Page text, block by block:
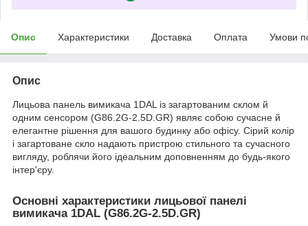
Опис Характеристики Доставка Оплата Умови
Опис
Лицьова панель вимикача 1DAL із загартованим склом й
одним сенсором (G86.2G-2.5D.GR) являє собою сучасне й
елегантне рішення для вашого будинку або офісу. Сірий колір
і загартоване скло надають пристрою стильного та сучасного
вигляду, роблячи його ідеальним доповненням до будь-якого
інтер'єру.
Основні характеристики лицьової панелі
вимикача 1DAL (G86.2G-2.5D.GR)